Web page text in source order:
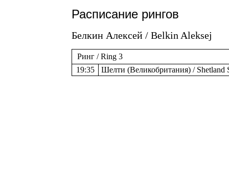
Расписание рингов
Белкин Алексей / Belkin Aleksej
Ринг / Ring 3
19:35
Шелти (Великобритания) / Shetland